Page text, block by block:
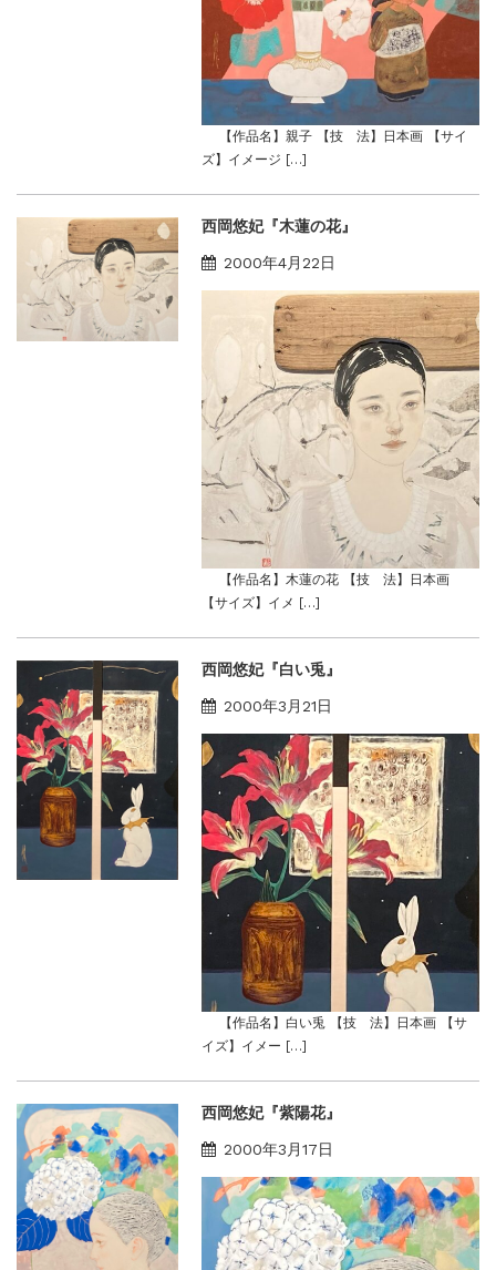
【作品名】親子 【技 法】日本画 【サイ
ズ】イメージ […]
西岡悠妃『木蓮の花』
2000年4月22日
【作品名】木蓮の花 【技 法】日本画
【サイズ】イメ […]
西岡悠妃『白い兎』
2000年3月21日
【作品名】白い兎 【技 法】日本画 【サ
イズ】イメー […]
西岡悠妃『紫陽花』
2000年3月17日